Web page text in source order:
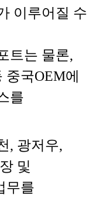
이루어질 수
트는 물론,
국OEM에
를
, 광저우,
및
무를